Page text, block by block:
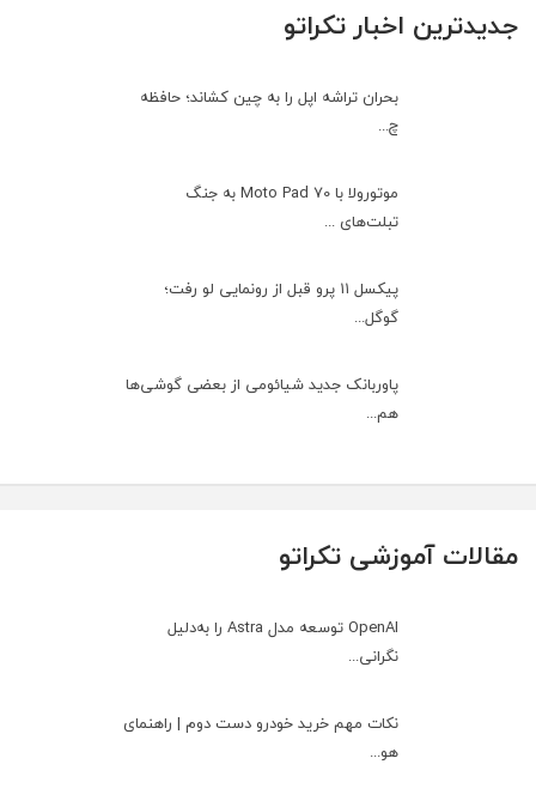
جدیدترین اخبار تکراتو
بحران تراشه اپل را به چین کشاند؛ حافظه
چ...
موتورولا با Moto Pad 70 به جنگ
تبلت‌های ...
پیکسل ۱۱ پرو قبل از رونمایی لو رفت؛
گوگل...
پاوربانک جدید شیائومی از بعضی گوشی‌ها
هم...
مقالات آموزشی تکراتو
OpenAI توسعه مدل Astra را به‌دلیل
نگرانی...
نکات مهم خرید خودرو دست دوم | راهنمای
هو...